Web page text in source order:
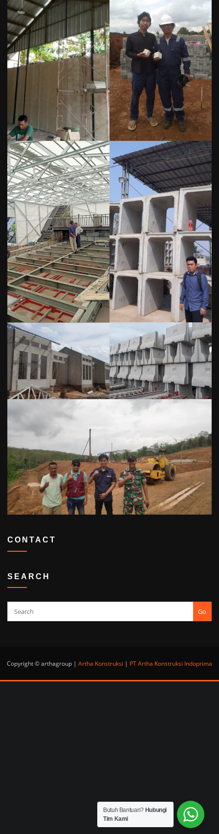
CONTACT
SEARCH
Go
Copyright © arthagroup | Artha Konstruksi | PT Artha Konstruksi Indoprima
Butuh Bantuan? Hubungi
Tim Kami